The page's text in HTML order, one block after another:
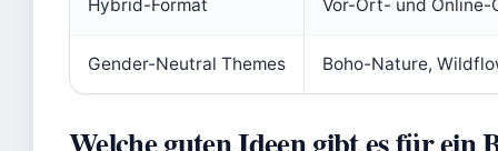
Hybrid-Format Vor-Ort- und
Gender-Neutral Themes Boho-Nature,